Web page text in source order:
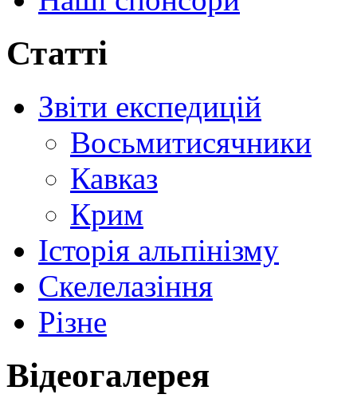
Статті
Звіти експедицій
Восьмитисячники
Кавказ
Крим
Історія альпінізму
Скелелазіння
Різне
Відеогалерея